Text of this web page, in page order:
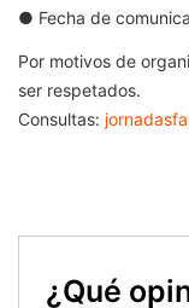
● Fecha de
Por motivos de
ser respetados.
Consultas:
¿Qué